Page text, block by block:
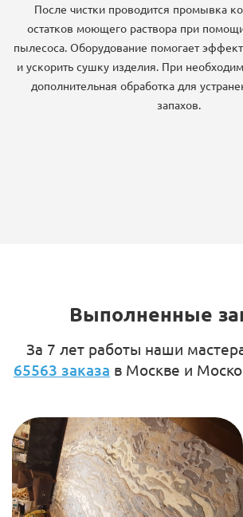
После чистки проводится промывка
остатков моющего раствора при
пылесоса. Оборудование помогает
и ускорить сушку изделия. При
дополнительная обработка для
запахов.
Выполненные
За 7 лет работы наши
65563 заказа в Москве и